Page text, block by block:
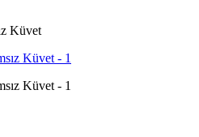
Küvet